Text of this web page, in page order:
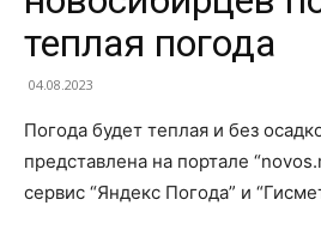
теплая погода
04.08.2023
Погода будет теплая и без
представлена на портале
сервис “Яндекс Погода” и